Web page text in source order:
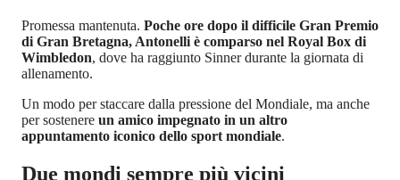
Promessa mantenuta. Poche ore dopo il difficile Gran Premio
di Gran Bretagna, Antonelli è comparso nel Royal Box di
Wimbledon, dove ha raggiunto Sinner durante la giornata di
allenamento.
Un modo per staccare dalla pressione del Mondiale, ma anche
per sostenere un amico impegnato in un altro
appuntamento iconico dello sport mondiale.
Due mondi sempre più vicini